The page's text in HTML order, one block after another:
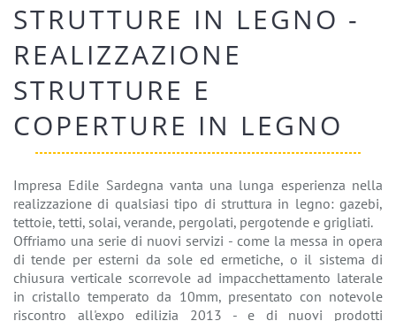
STRUTTURE IN LEGNO -
REALIZZAZIONE
STRUTTURE E
COPERTURE IN LEGNO
Impresa Edile Sardegna vanta una lunga esperienza nella
realizzazione di qualsiasi tipo di struttura in legno: gazebi,
tettoie, tetti, solai, verande, pergolati, pergotende e grigliati.
Offriamo una serie di nuovi servizi - come la messa in opera
di tende per esterni da sole ed ermetiche, o il sistema di
chiusura verticale scorrevole ad impacchettamento laterale
in cristallo temperato da 10mm, presentato con notevole
riscontro all'expo edilizia 2013 - e di nuovi prodotti